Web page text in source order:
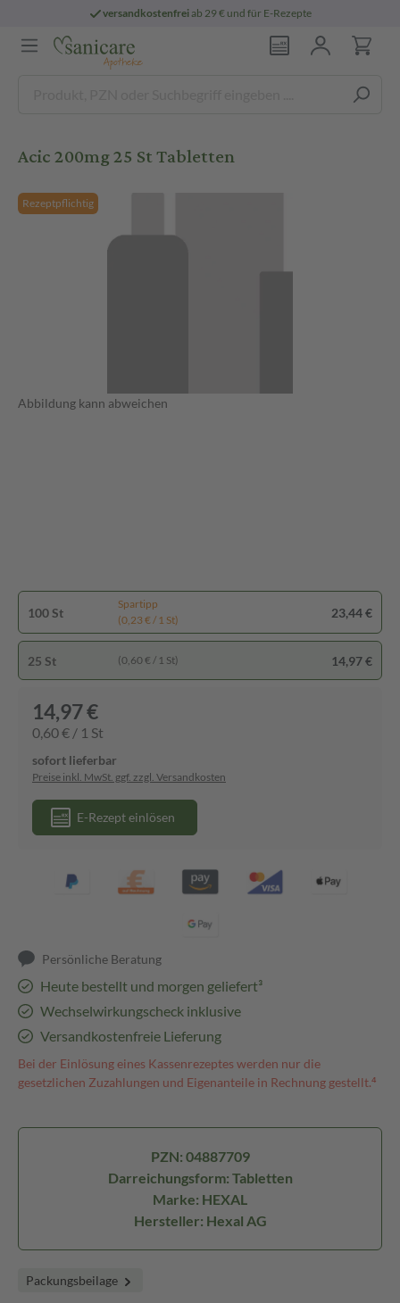
versandkostenfreiab 29 € und für E-Rezepte
Acic 200mg 25 St Tabletten
Rezeptpflichtig
Abbildung kann abweichen
100 St
Spartipp
(0,23 € / 1 St)
23,44 €
25 St (0,60 € / 1 St) 14,97 €
14,97 €
0,60 € / 1 St
sofort lieferbar
Preise inkl. MwSt. ggf. zzgl. Versandkosten
E-Rezept einlösen
Persönliche Beratung
Heute bestellt und morgen geliefert³
Wechselwirkungscheck inklusive
Versandkostenfreie Lieferung
Bei der Einlösung eines Kassenrezeptes werden nur die
gesetzlichen Zuzahlungen und Eigenanteile in Rechnung gestellt.⁴
PZN: 04887709
Darreichungsform: Tabletten
Marke: HEXAL
Hersteller: Hexal AG
Packungsbeilage